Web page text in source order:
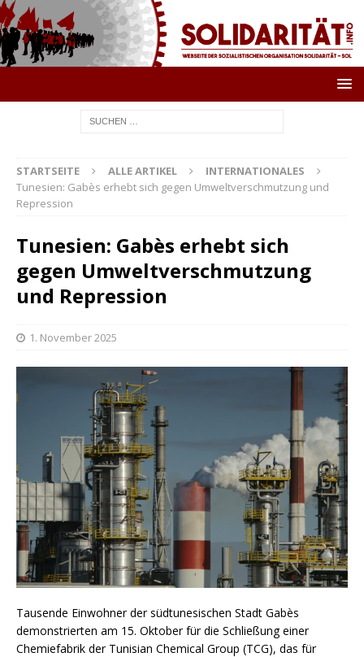
STARTSEITE ALLE ARTIKEL
INTERNATIONALES
Tunesien: Gabès erhebt sich gegen Umweltverschmutzung und
Repression
Tunesien: Gabès erhebt sich
gegen Umweltverschmutzung
und Repression
1. November 2025
Tausende Einwohner der südtunesischen Stadt Gabès
demonstrierten am 15. Oktober für die Schließung einer
Chemiefabrik der Tunisian Chemical Group (TCG), das für